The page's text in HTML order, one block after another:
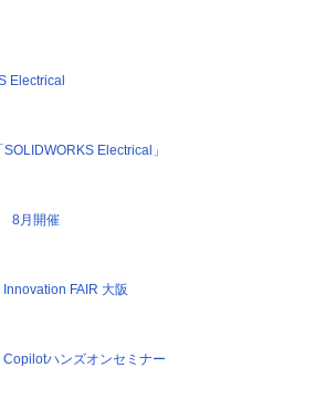
Electrical
Electrical」
8月開催
FAIR 大阪
Copilotハンズオンセミナー